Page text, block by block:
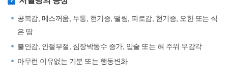
공복감, 메스꺼움, 두통, 현기증, 떨림, 피로감, 현기증, 오한 또는 식
은 땀
불안감, 안절부절, 심장박동수 증가, 입술 또는 혀 주위 무감각
아무런 이유없는 기분 또는 행동변화